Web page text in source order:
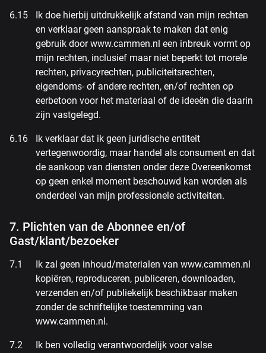
Ik doe hierbij uitdrukkelijk afstand van mijn rechten
en verklaar geen aanspraak te maken dat enig
gebruik door www.cammen.nl een inbreuk vormt op
mijn rechten, inclusief maar niet beperkt tot morele
rechten, privacyrechten, publiciteitsrechten,
eigendoms- of andere rechten, en/of rechten op
eerbetoon voor het materiaal of de ideeën die daarin
zijn vastgelegd.
Ik verklaar dat ik geen juridische entiteit
vertegenwoordig, maar handel als consument en dat
de aankoop van diensten onder deze Overeenkomst
op geen enkel moment beschouwd kan worden als
onderdeel van mijn professionele activiteiten.
7. Plichten van de Abonnee en/of
Gast/klant/bezoeker
Ik zal geen inhoud/materialen van www.cammen.nl
kopiëren, reproduceren, publiceren, downloaden,
verzenden en/of publiekelijk beschikbaar maken
zonder de schriftelijke toestemming van
www.cammen.nl.
Ik ben volledig verantwoordelijk voor valse